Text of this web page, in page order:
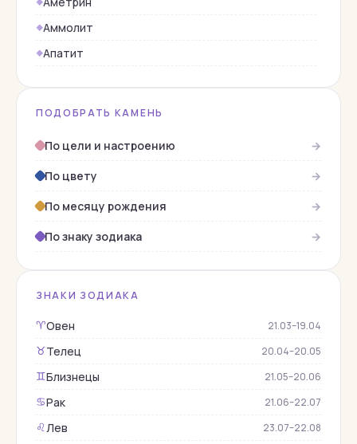
Аммолит
Апатит
Гагат
Гелиодор
Гелиотроп
Гематит
Гороскопы
Гранат
Демантоид
Жадеит
Жемчуг
ПОДОБРАТЬ КАМЕНЬ
По цели и настроению
→
По цвету
→
По месяцу рождения
→
По знаку зодиака
→
ЗНАКИ ЗОДИАКА
♈︎Овен 21.03–19.04
♉︎Телец 20.04–20.05
♊︎Близнецы 21.05–20.06
♋︎Рак 21.06–22.07
♌︎Лев 23.07–22.08